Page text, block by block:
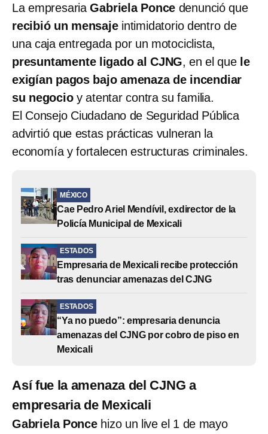
La empresariaGabriela Ponce denunció que
recibió un mensajeintimidatorio dentro de
una caja entregada por un motociclista,
presuntamente ligado al CJNG, en el que le
exigían pagos bajo amenaza de incendiar
su negocioy atentar contra su familia.
El Consejo Ciudadano de Seguridad Pública
advirtió que estas prácticas vulneran la
economía y fortalecen estructuras criminales.
MÉXICO
Cae Pedro Ariel Mendívil, exdirector de la
Policía Municipal de Mexicali
ESTADOS
Empresaria de Mexicali recibe protección
tras denunciar amenazas del CJNG
ESTADOS
“Ya no puedo”: empresaria denuncia
amenazas del CJNG por cobro de piso en
Mexicali
Así fue la amenaza del CJNG a
empresaria de Mexicali
Gabriela Poncehizo un live el 1 de mayo